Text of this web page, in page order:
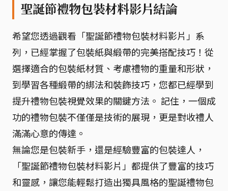
聖誕節禮物包裝材料影片結論
希望您透過觀看「聖誕節禮物包裝材料影片」系
列，已經掌握了包裝紙與緞帶的完美搭配技巧！從
選擇適合的包裝紙材質、考慮禮物的重量和形狀，
到學習各種緞帶的綁法和裝飾技巧，您都已經學到
提升禮物包裝視覺效果的關鍵方法。 記住，一個成
功的禮物包裝不僅僅是技術的展現，更是對收禮人
滿滿心意的傳達。
無論您是包裝新手，還是經驗豐富的包裝達人，
「聖誕節禮物包裝材料影片」都提供了豐富的技巧
和靈感，讓您能輕鬆打造出獨具風格的聖誕禮物包